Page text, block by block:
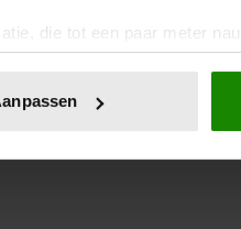
die tot een paar meter
op specifieke
om functies voor
uw gebruik van onze site